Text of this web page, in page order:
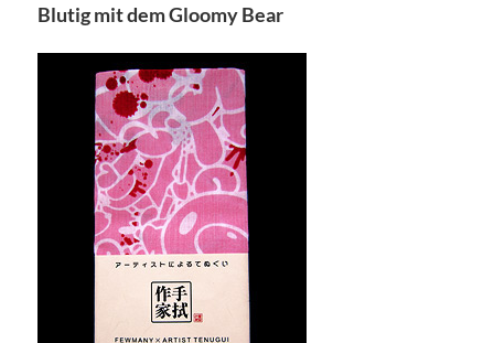
Blutig mit dem Gloomy Bear